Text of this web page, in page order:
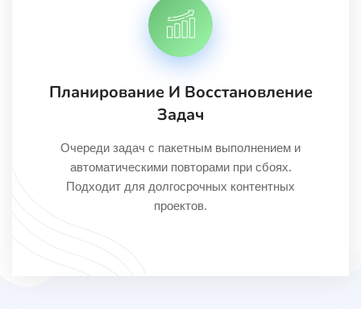
Планирование И Восстановление
Задач
Очереди задач с пакетным выполнением и
автоматическими повторами при сбоях.
Подходит для долгосрочных контентных
проектов.